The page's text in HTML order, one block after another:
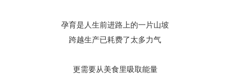
孕育是人生前进路上的一片山坡
跨越生产已耗费了太多力气
更需要从美食里吸取能量